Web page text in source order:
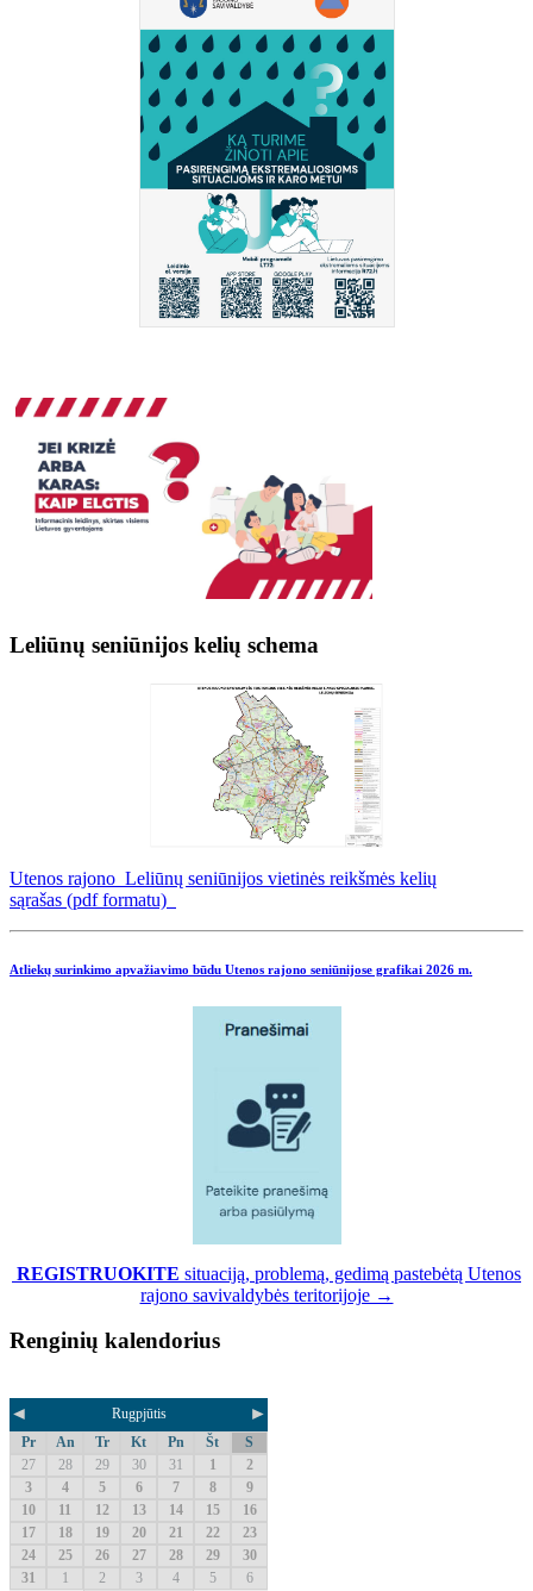
Leliūnų seniūnijos kelių schema
Utenos rajono Leliūnų seniūnijos vietinės reikšmės kelių
sąrašas (pdf formatu)
Atliekų surinkimo apvažiavimo būdu Utenos rajono seniūnijose grafikai 2026 m.
REGISTRUOKITE situaciją, problemą, gedimą pastebėtą Utenos
rajono savivaldybės teritorijoje →
Renginių kalendorius
◄ Rugpjūtis ►
Pr An Tr Kt Pn Št
S
27
28 29 30 31 1
2
3
4 5 6 7 8
9
10
11 12 13 14 15
16
17
18 19 20 21 22
23
24
25 26 27 28 29
30
31
1 2 3 4 5
6